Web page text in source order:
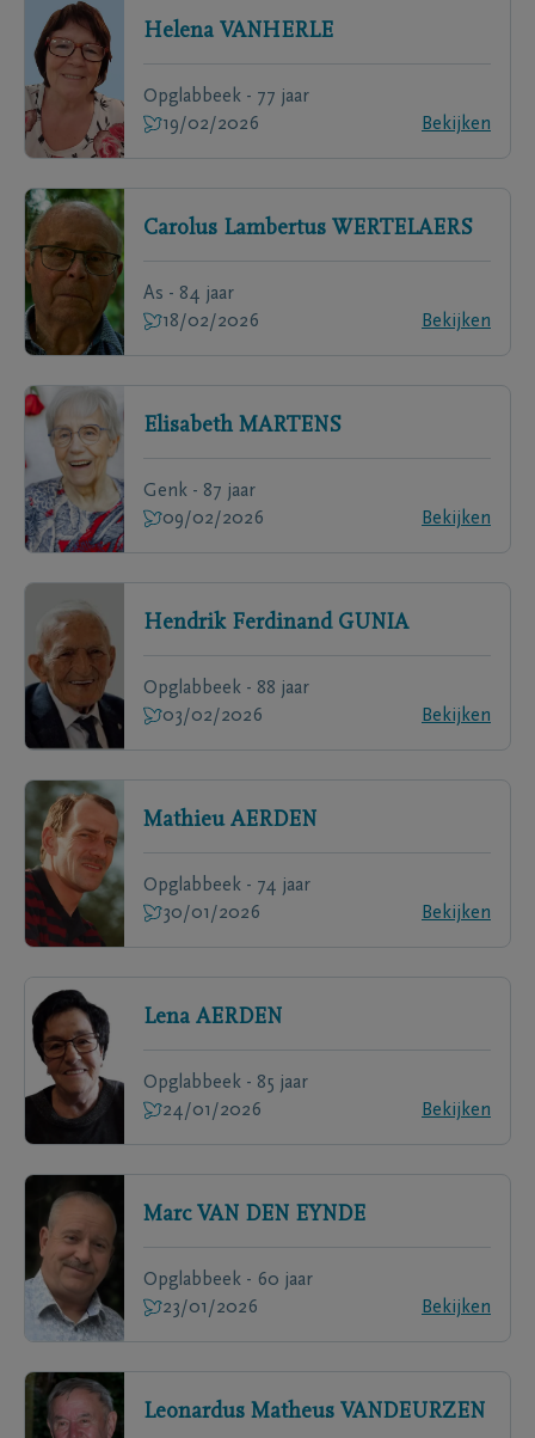
Helena VANHERLE
Opglabbeek - 77 jaar
19/02/2026
Bekijken
Carolus Lambertus WERTELAERS
As - 84 jaar
18/02/2026
Bekijken
Elisabeth MARTENS
Genk - 87 jaar
09/02/2026
Bekijken
Hendrik Ferdinand GUNIA
Opglabbeek - 88 jaar
03/02/2026
Bekijken
Mathieu AERDEN
Opglabbeek - 74 jaar
30/01/2026
Bekijken
Lena AERDEN
Opglabbeek - 85 jaar
24/01/2026
Bekijken
Marc VAN DEN EYNDE
Opglabbeek - 60 jaar
23/01/2026
Bekijken
Leonardus Matheus VANDEURZEN